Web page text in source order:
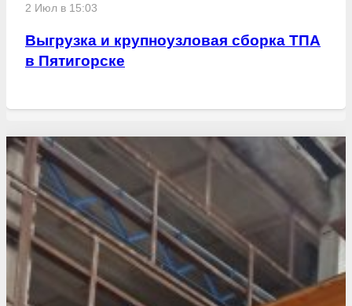
2 Июл в 15:03
Выгрузка и крупноузловая сборка ТПА
в Пятигорске
Свежие статьи